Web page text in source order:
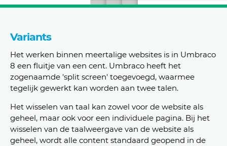
Variants
Het werken binnen meertalige websites is in Umbraco
8 een fluitje van een cent. Umbraco heeft het
zogenaamde 'split screen' toegevoegd, waarmee
tegelijk gewerkt kan worden aan twee talen.
Het wisselen van taal kan zowel voor de website als
geheel, maar ook voor een individuele pagina. Bij het
wisselen van de taalweergave van de website als
geheel, wordt alle content standaard geopend in de